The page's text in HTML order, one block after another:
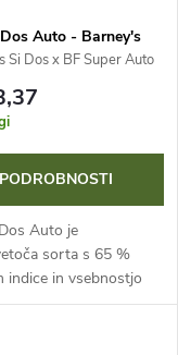
Auto - Barney's
Si Dos x BF Super Auto
PODROBNOSTI
Auto je
sorta s 65 %
indice in vsebnostjo
20 %. Navdušuje z